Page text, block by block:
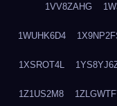
1VV8ZAHG
1WUHK6D4
1XSROT4L
1Z1US2M8